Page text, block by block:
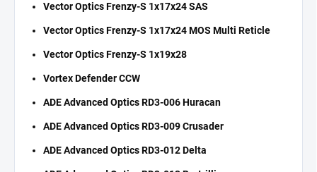
Vector Optics Frenzy-S 1x17x24 SAS
Vector Optics Frenzy-S 1x17x24 MOS Multi Reticle
Vector Optics Frenzy-S 1x19x28
Vortex Defender CCW
ADE Advanced Optics RD3-006 Huracan
ADE Advanced Optics RD3-009 Crusader
ADE Advanced Optics RD3-012 Delta